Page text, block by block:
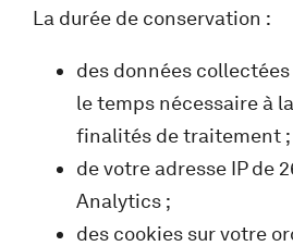
La durée de conservation :
des données
le temps nécessaire à
finalités de traitement ;
de votre adresse IP de
Analytics ;
des cookies sur votre